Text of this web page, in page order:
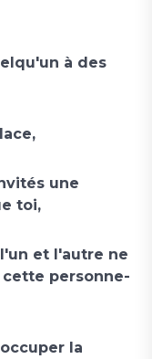
à des
une
toi,
et l'autre ne
personne-
la